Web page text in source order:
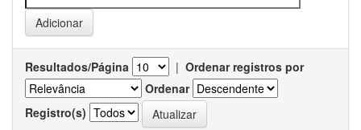
Resultados/Página | Ordenar registros por
Ordenar
Registro(s)